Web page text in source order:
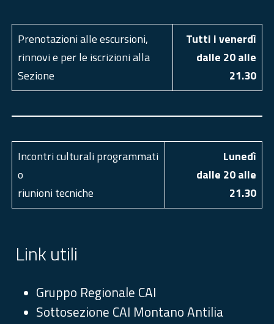
Prenotazioni alle escursioni,
rinnovi e per le iscrizioni alla
Sezione
Tutti i venerdì
dalle 20 alle
21.30
Incontri culturali programmati
o
riunioni tecniche
Lunedì
dalle 20 alle
21.30
Link utili
Gruppo Regionale CAI
Sottosezione CAI Montano Antilia